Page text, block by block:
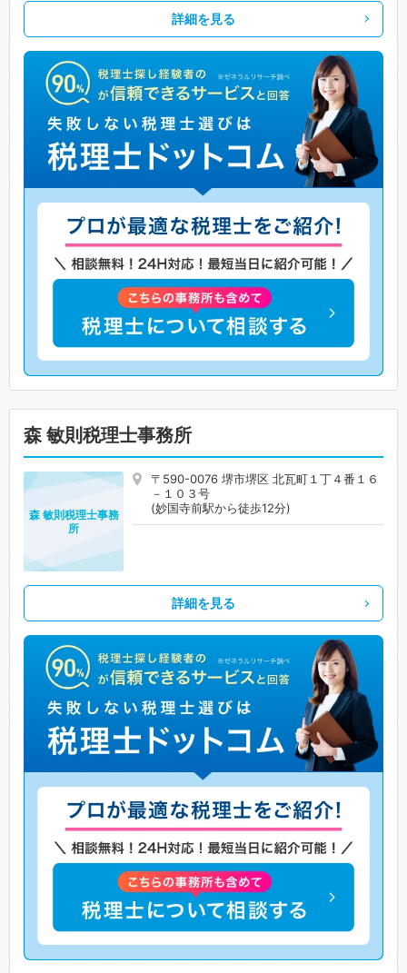
詳細を見る
森 敏則税理士事務所
〒590-0076 堺市堺区 北瓦町１丁４番１６
－１０３号
(妙国寺前駅から徒歩12分)
森 敏則税理士事務
所
詳細を見る